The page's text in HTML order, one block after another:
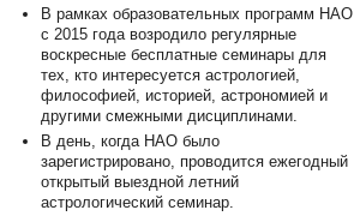
В рамках образовательных программ НАО
с 2015 года возродило регулярные
воскресные бесплатные семинары для
тех, кто интересуется астрологией,
философией, историей, астрономией и
другими смежными дисциплинами.
В день, когда НАО было
зарегистрировано, проводится ежегодный
открытый выездной летний
астрологический семинар.